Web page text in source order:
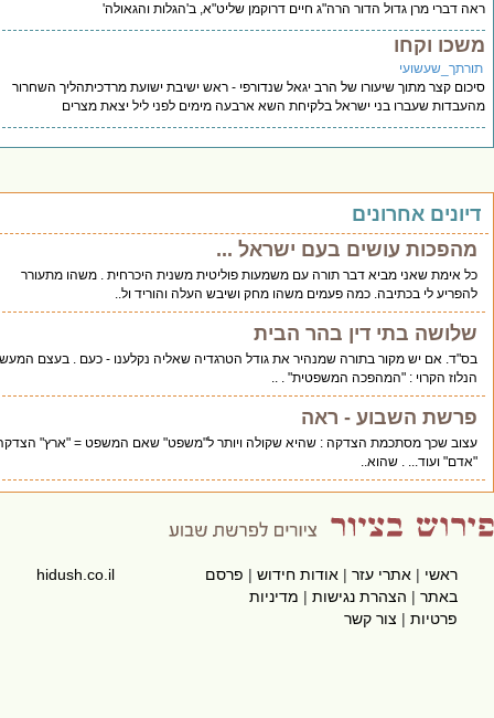
מרן גדול הדור הרה"ג חיים דרוקמן שליט"א, ב'הגלות והגאולה'
וקחו
מתוך שיעורו של הרב יגאל שנדורפי - ראש ישיבת ישועת מרדכיתהליך השחרור
שעברו בני ישראל בלקיחת השא ארבעה מימים לפני ליל יצאת מצרים
אחרונים
עושים בעם ישראל ...
שאני מביא דבר תורה עם משמעות פוליטית משנית היכרחית . משהו מתעורר
לי בכתיבה. כמה פעמים משהו מחק ושיבש העלה והוריד ול..
בתי דין בהר הבית
יש מקור בתורה שמנהיר את גודל הטרגדיה שאליה נקלענו - כעם . בעצם המעשה
הקרוי : "המהפכה המשפטית" . ..
השבוע - ראה
מסתכמת הצדקה : שהיא שקולה ויותר ל"משפט" שאם המשפט = "ארץ" הצדקה =
. שהוא..
אתרי עזר|אודות חידוש|פרסם
הצהרת נגישות|מדיניות
|צור קשר
hidush.co.il